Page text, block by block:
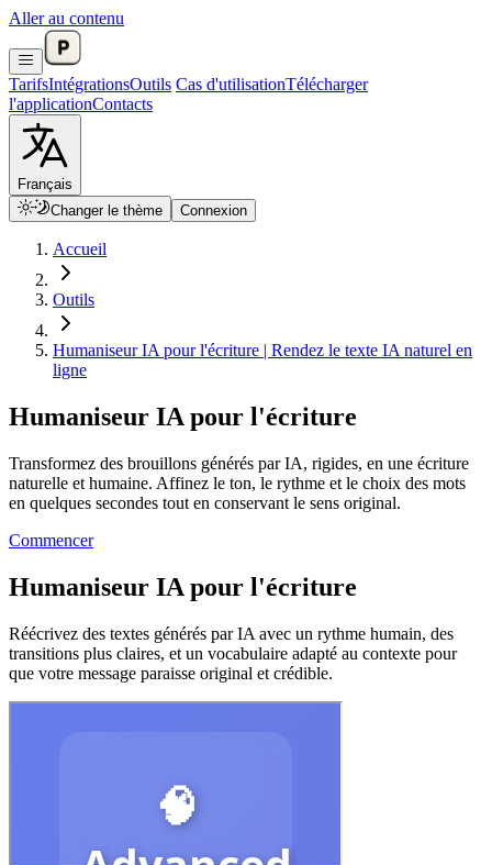
Aller au contenu
TarifsIntégrationsOutils Cas d'utilisationTélécharger
l'applicationContacts
Français
Changer le thème
Connexion
Accueil
Outils
Humaniseur IA pour l'écriture | Rendez le texte IA naturel en
ligne
Humaniseur IA pour l'écriture
Transformez des brouillons générés par IA, rigides, en une écriture
naturelle et humaine. Affinez le ton, le rythme et le choix des mots
en quelques secondes tout en conservant le sens original.
Commencer
Humaniseur IA pour l'écriture
Réécrivez des textes générés par IA avec un rythme humain, des
transitions plus claires, et un vocabulaire adapté au contexte pour
que votre message paraisse original et crédible.